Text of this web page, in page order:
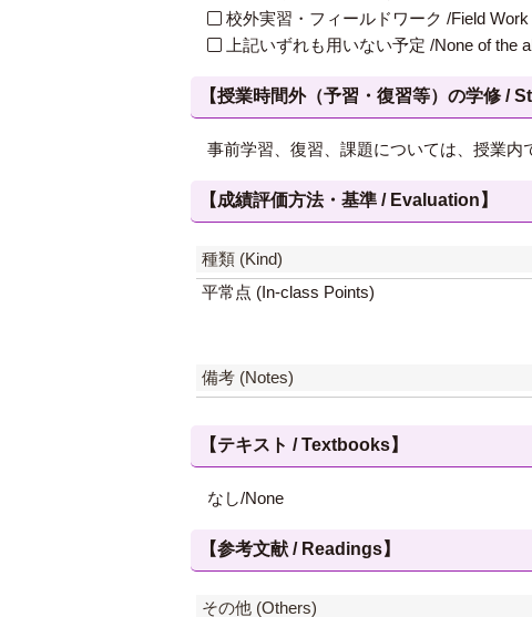
校外実習・フィールドワーク /Field Work
上記いずれも用いない予定 /None of the
【授業時間外（予習・復習等）の学修 /
事前学習、復習、課題については、授業内
【成績評価方法・基準 / Evaluation】
種類 (Kind)
平常点 (In-class Points)
備考 (Notes)
【テキスト / Textbooks】
なし/None
【参考文献 / Readings】
その他 (Others)